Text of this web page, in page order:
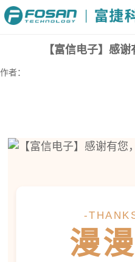
【富信电子】感谢
作者：
-
漫